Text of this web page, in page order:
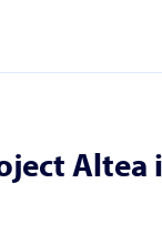
Altea